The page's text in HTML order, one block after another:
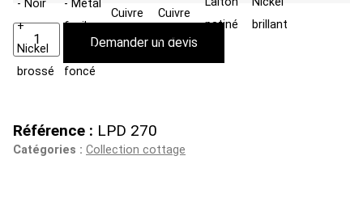
Demander un devis
Référence : LPD 270
Catégories : Collection cottage